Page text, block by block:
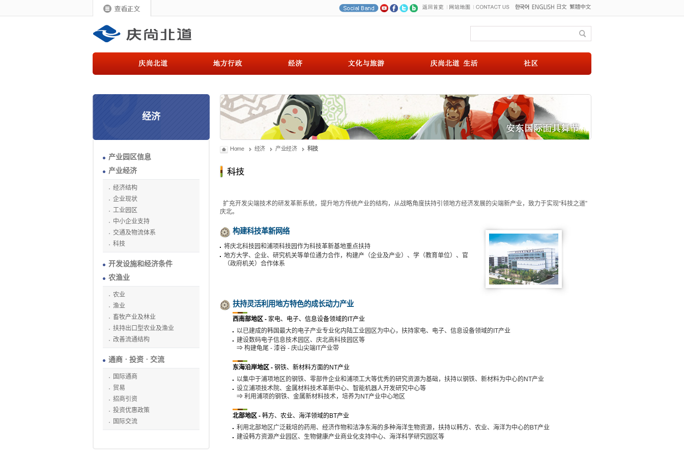
经济
产业园区信息
产业经济
经济结构
企业现状
工业园区
中小企业支持
交通及物流体系
科技
开发设施和经济条件
农渔业
农业
渔业
畜牧产业及林业
扶持出口型农业及渔业
改善流通结构
通商ㆍ投资ㆍ交流
国际通商
贸易
招商引资
投资优惠政策
国际交流
Home 经济 产业经济 科技
扩充开发尖端技术的研发革新系统，提升地方传统产业的结构，从战略角度扶持引领地方经济发展的尖端新产业，致力于实现“科技之道”
庆北。
构建科技革新网络
将庆北科技园和浦项科技园作为科技革新基地重点扶持
地方大学、企业、研究机关等单位通力合作，构建产（企业及产业）、学（教育单位）、官
（政府机关）合作体系
扶持灵活利用地方特色的成长动力产业
西南部地区 - 家电、电子、信息设备领域的IT产业
以已建成的韩国最大的电子产业专业化内陆工业园区为中心，扶持家电、电子、信息设备领域的IT产业
建设数码电子信息技术园区、庆北高科技园区等
⇒ 构建龟尾 - 漆谷 - 庆山尖端IT产业带
东海沿岸地区 - 钢铁、新材料方面的NT产业
以集中于浦项地区的钢铁、零部件企业和浦项工大等优秀的研究资源为基础，扶持以钢铁、新材料为中心的NT产业
设立浦项技术院、金属材料技术革新中心、智能机器人开发研究中心等
⇒ 利用浦项的钢铁、金属新材料技术，培养为NT产业中心地区
北部地区 - 韩方、农业、海洋领域的BT产业
利用北部地区广泛栽培的药用、经济作物和洁净东海的多种海洋生物资源，扶持以韩方、农业、海洋为中心的BT产业
建设韩方资源产业园区、生物健康产业商业化支持中心、海洋科学研究园区等